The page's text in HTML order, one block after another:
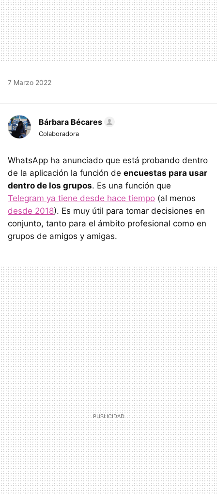
7 Marzo 2022
Bárbara Bécares
Colaboradora
WhatsApp ha anunciado que está probando dentro
de la aplicación la función de encuestas para usar
dentro de los grupos. Es una función que
Telegram ya tiene desde hace tiempo (al menos
desde 2018). Es muy útil para tomar decisiones en
conjunto, tanto para el ámbito profesional como en
grupos de amigos y amigas.